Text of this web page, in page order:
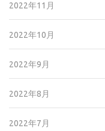
2022年11月
2022年10月
2022年9月
2022年8月
2022年7月